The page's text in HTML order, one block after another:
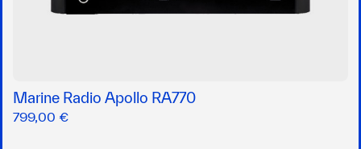
Marine Radio Apollo RA770
799,00 €